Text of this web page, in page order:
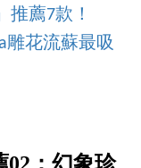
推薦7款！
雕花流蘇最吸